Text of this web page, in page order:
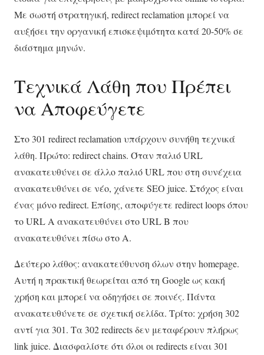
Με σωστή στρατηγική, redirect reclamation μπορεί να
αυξήσει την οργανική επισκεψιμότητα κατά 20-50% σε
διάστημα μηνών.
Τεχνικά Λάθη που Πρέπει
να Αποφεύγετε
Στο 301 redirect reclamation υπάρχουν συνήθη τεχνικά
λάθη. Πρώτο: redirect chains. Όταν παλιό URL
ανακατευθύνει σε άλλο παλιό URL που στη συνέχεια
ανακατευθύνει σε νέο, χάνετε SEO juice. Στόχος είναι
ένας μόνο redirect. Επίσης, αποφύγετε redirect loops όπου
το URL Α ανακατευθύνει στο URL Β που
ανακατευθύνει πίσω στο Α.
Δεύτερο λάθος: ανακατεύθυνση όλων στην homepage.
Αυτή η πρακτική θεωρείται από τη Google ως κακή
χρήση και μπορεί να οδηγήσει σε ποινές. Πάντα
ανακατευθύνετε σε σχετική σελίδα. Τρίτο: χρήση 302
αντί για 301. Τα 302 redirects δεν μεταφέρουν πλήρως
link juice. Διασφαλίστε ότι όλοι οι redirects είναι 301